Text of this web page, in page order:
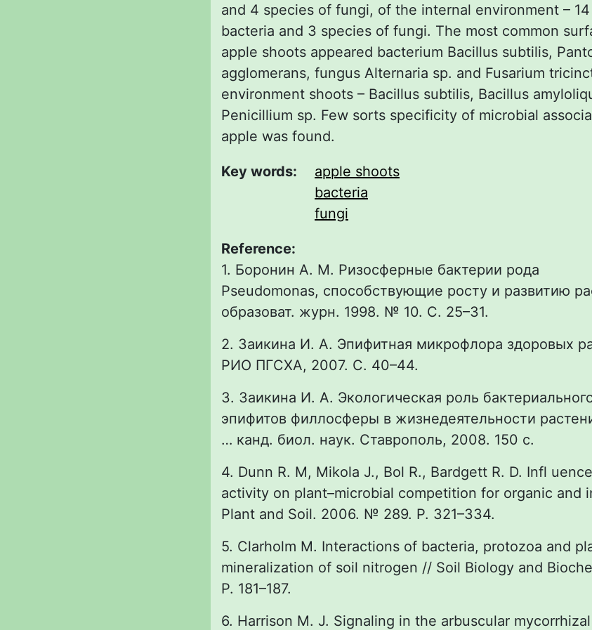
and 4 species of fungi, of the internal environment –
bacteria and 3 species of fungi. The most common
apple shoots appeared bacterium Bacillus subtilis,
agglomerans, fungus Alternaria sp. and Fusarium
environment shoots – Bacillus subtilis, Bacillus
Penicillium sp. Few sorts specificity of microbial
apple was found.
Key words:
apple shoots
bacteria
fungi
Reference:
1. Боронин А. М. Ризосферные бактерии рода
Рseudomonas, способствующие росту и развитию
образоват. журн. 1998. № 10. С. 25–31.
2. Заикина И. А. Эпифитная микрофлора здоровых
РИО ПГСХА, 2007. С. 40–44.
3. Заикина И. А. Экологическая роль
эпифитов филлосферы в жизнедеятельности
… канд. биол. наук. Ставрополь, 2008. 150 с.
4. Dunn R. M, Mikola J., Bol R., Bardgett R. D. Infl
activity on plant–microbial competition for organic and
Plant and Soil. 2006. № 289. P. 321–334.
5. Clarholm M. Interactions of bacteria, protozoa and
mineralization of soil nitrogen // Soil Biology and
P. 181–187.
6. Harrison M. J. Signaling in the arbuscular